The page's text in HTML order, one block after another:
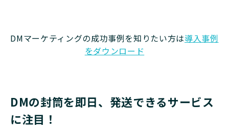
DMマーケティングの成功事例を知りたい方は導入事例
をダウンロード
DMの封筒を即日、発送できるサービス
に注目！